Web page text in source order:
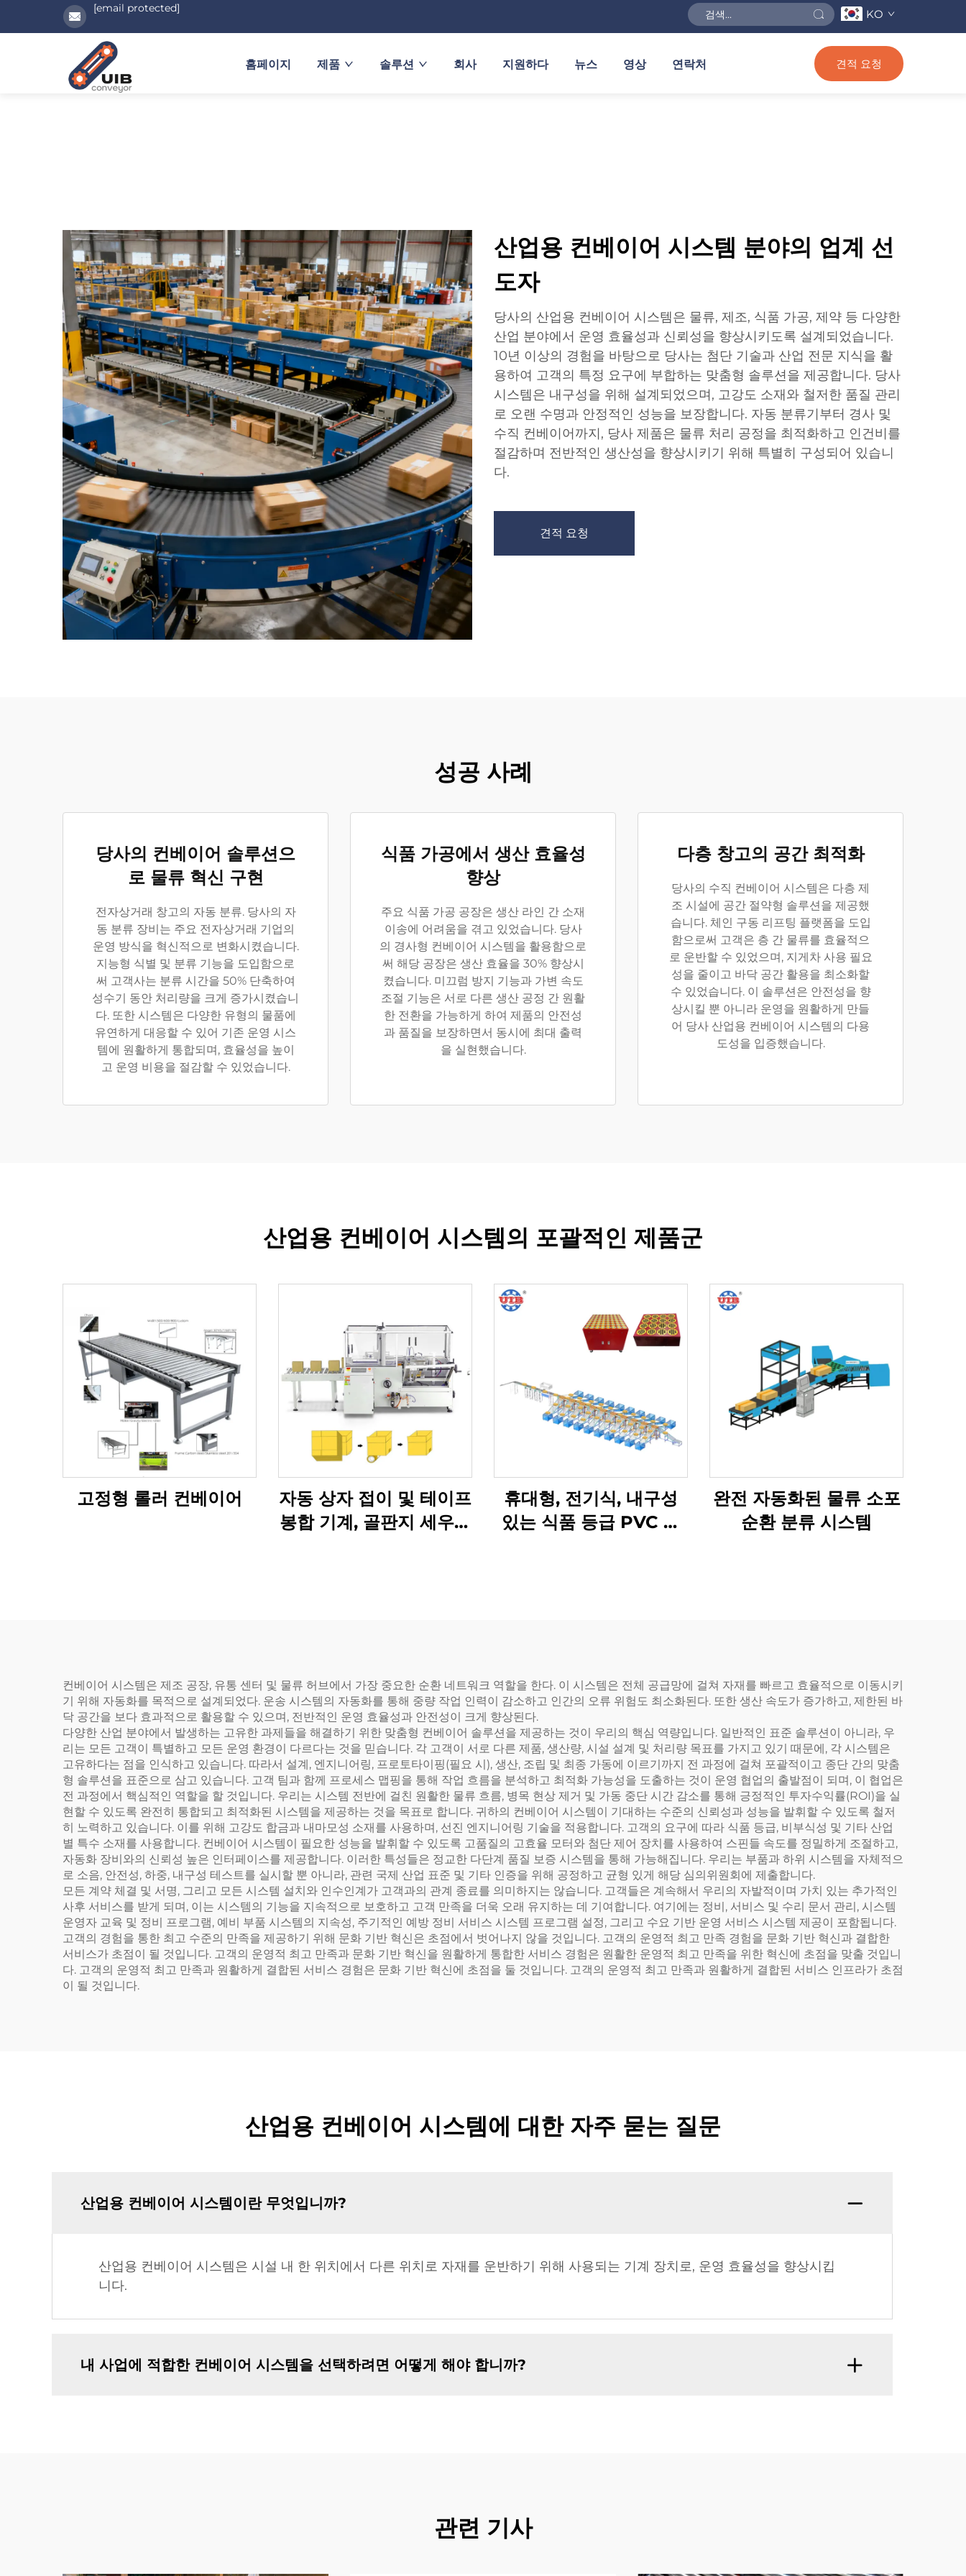
[email protected] KO
홈페이지 제품 솔루션 회사 지원하다 뉴스 영상 연락처 견적 요청
산업용 컨베이어 시스템 분야의 업계 선
도자
당사의 산업용 컨베이어 시스템은 물류, 제조, 식품 가공, 제약 등 다양한
산업 분야에서 운영 효율성과 신뢰성을 향상시키도록 설계되었습니다.
10년 이상의 경험을 바탕으로 당사는 첨단 기술과 산업 전문 지식을 활
용하여 고객의 특정 요구에 부합하는 맞춤형 솔루션을 제공합니다. 당사
시스템은 내구성을 위해 설계되었으며, 고강도 소재와 철저한 품질 관리
로 오랜 수명과 안정적인 성능을 보장합니다. 자동 분류기부터 경사 및
수직 컨베이어까지, 당사 제품은 물류 처리 공정을 최적화하고 인건비를
절감하며 전반적인 생산성을 향상시키기 위해 특별히 구성되어 있습니
다.
견적 요청
성공 사례
당사의 컨베이어 솔루션으
로 물류 혁신 구현
전자상거래 창고의 자동 분류. 당사의 자
동 분류 장비는 주요 전자상거래 기업의
운영 방식을 혁신적으로 변화시켰습니다.
지능형 식별 및 분류 기능을 도입함으로
써 고객사는 분류 시간을 50% 단축하여
성수기 동안 처리량을 크게 증가시켰습니
다. 또한 시스템은 다양한 유형의 물품에
유연하게 대응할 수 있어 기존 운영 시스
템에 원활하게 통합되며, 효율성을 높이
고 운영 비용을 절감할 수 있었습니다.
식품 가공에서 생산 효율성
향상
주요 식품 가공 공장은 생산 라인 간 소재
이송에 어려움을 겪고 있었습니다. 당사
의 경사형 컨베이어 시스템을 활용함으로
써 해당 공장은 생산 효율을 30% 향상시
켰습니다. 미끄럼 방지 기능과 가변 속도
조절 기능은 서로 다른 생산 공정 간 원활
한 전환을 가능하게 하여 제품의 안전성
과 품질을 보장하면서 동시에 최대 출력
을 실현했습니다.
다층 창고의 공간 최적화
당사의 수직 컨베이어 시스템은 다층 제
조 시설에 공간 절약형 솔루션을 제공했
습니다. 체인 구동 리프팅 플랫폼을 도입
함으로써 고객은 층 간 물류를 효율적으
로 운반할 수 있었으며, 지게차 사용 필요
성을 줄이고 바닥 공간 활용을 최소화할
수 있었습니다. 이 솔루션은 안전성을 향
상시킬 뿐 아니라 운영을 원활하게 만들
어 당사 산업용 컨베이어 시스템의 다용
도성을 입증했습니다.
산업용 컨베이어 시스템의 포괄적인 제품군
고정형 롤러 컨베이어
자동 상자 접이 및 테이프
봉합 기계, 골판지 세우는
휴대형, 전기식, 내구성
있는 식품 등급 PVC 운
완전 자동화된 물류 소포
순환 분류 시스템
컨베이어 시스템은 제조 공장, 유통 센터 및 물류 허브에서 가장 중요한 순환 네트워크 역할을 한다. 이 시스템은 전체 공급망에 걸쳐 자재를 빠르고 효율적으로 이동시키
기 위해 자동화를 목적으로 설계되었다. 운송 시스템의 자동화를 통해 중량 작업 인력이 감소하고 인간의 오류 위험도 최소화된다. 또한 생산 속도가 증가하고, 제한된 바
닥 공간을 보다 효과적으로 활용할 수 있으며, 전반적인 운영 효율성과 안전성이 크게 향상된다.
다양한 산업 분야에서 발생하는 고유한 과제들을 해결하기 위한 맞춤형 컨베이어 솔루션을 제공하는 것이 우리의 핵심 역량입니다. 일반적인 표준 솔루션이 아니라, 우
리는 모든 고객이 특별하고 모든 운영 환경이 다르다는 것을 믿습니다. 각 고객이 서로 다른 제품, 생산량, 시설 설계 및 처리량 목표를 가지고 있기 때문에, 각 시스템은
고유하다는 점을 인식하고 있습니다. 따라서 설계, 엔지니어링, 프로토타이핑(필요 시), 생산, 조립 및 최종 가동에 이르기까지 전 과정에 걸쳐 포괄적이고 종단 간의 맞춤
형 솔루션을 표준으로 삼고 있습니다. 고객 팀과 함께 프로세스 맵핑을 통해 작업 흐름을 분석하고 최적화 가능성을 도출하는 것이 운영 협업의 출발점이 되며, 이 협업은
전 과정에서 핵심적인 역할을 할 것입니다. 우리는 시스템 전반에 걸친 원활한 물류 흐름, 병목 현상 제거 및 가동 중단 시간 감소를 통해 긍정적인 투자수익률(ROI)을 실
현할 수 있도록 완전히 통합되고 최적화된 시스템을 제공하는 것을 목표로 합니다. 귀하의 컨베이어 시스템이 기대하는 수준의 신뢰성과 성능을 발휘할 수 있도록 철저
히 노력하고 있습니다. 이를 위해 고강도 합금과 내마모성 소재를 사용하며, 선진 엔지니어링 기술을 적용합니다. 고객의 요구에 따라 식품 등급, 비부식성 및 기타 산업
별 특수 소재를 사용합니다. 컨베이어 시스템이 필요한 성능을 발휘할 수 있도록 고품질의 고효율 모터와 첨단 제어 장치를 사용하여 스핀들 속도를 정밀하게 조절하고,
자동화 장비와의 신뢰성 높은 인터페이스를 제공합니다. 이러한 특성들은 정교한 다단계 품질 보증 시스템을 통해 가능해집니다. 우리는 부품과 하위 시스템을 자체적으
로 소음, 안전성, 하중, 내구성 테스트를 실시할 뿐 아니라, 관련 국제 산업 표준 및 기타 인증을 위해 공정하고 균형 있게 해당 심의위원회에 제출합니다.
모든 계약 체결 및 서명, 그리고 모든 시스템 설치와 인수인계가 고객과의 관계 종료를 의미하지는 않습니다. 고객들은 계속해서 우리의 자발적이며 가치 있는 추가적인
사후 서비스를 받게 되며, 이는 시스템의 기능을 지속적으로 보호하고 고객 만족을 더욱 오래 유지하는 데 기여합니다. 여기에는 정비, 서비스 및 수리 문서 관리, 시스템
운영자 교육 및 정비 프로그램, 예비 부품 시스템의 지속성, 주기적인 예방 정비 서비스 시스템 프로그램 설정, 그리고 수요 기반 운영 서비스 시스템 제공이 포함됩니다.
고객의 경험을 통한 최고 수준의 만족을 제공하기 위해 문화 기반 혁신은 초점에서 벗어나지 않을 것입니다. 고객의 운영적 최고 만족 경험을 문화 기반 혁신과 결합한
서비스가 초점이 될 것입니다. 고객의 운영적 최고 만족과 문화 기반 혁신을 원활하게 통합한 서비스 경험은 원활한 운영적 최고 만족을 위한 혁신에 초점을 맞출 것입니
다. 고객의 운영적 최고 만족과 원활하게 결합된 서비스 경험은 문화 기반 혁신에 초점을 둘 것입니다. 고객의 운영적 최고 만족과 원활하게 결합된 서비스 인프라가 초점
이 될 것입니다.
산업용 컨베이어 시스템에 대한 자주 묻는 질문
산업용 컨베이어 시스템이란 무엇입니까?
산업용 컨베이어 시스템은 시설 내 한 위치에서 다른 위치로 자재를 운반하기 위해 사용되는 기계 장치로, 운영 효율성을 향상시킵
니다.
내 사업에 적합한 컨베이어 시스템을 선택하려면 어떻게 해야 합니까?
관련 기사